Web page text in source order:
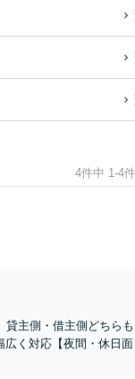
4件中 1-4
貸主側・借主側どちらも
広く対応【夜間・休日面